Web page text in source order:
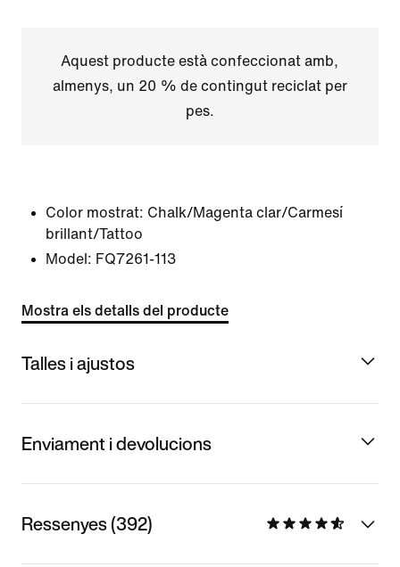
Aquest producte està confeccionat amb,
almenys, un 20 % de contingut reciclat per
pes.
Color mostrat: Chalk/Magenta clar/Carmesí
brillant/Tattoo
Model: FQ7261-113
Mostra els detalls del producte
Talles i ajustos
Enviament i devolucions
Ressenyes (392)